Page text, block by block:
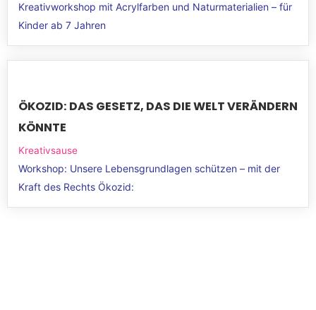
Kreativworkshop mit Acrylfarben und Naturmaterialien – für
Kinder ab 7 Jahren
ÖKOZID: DAS GESETZ, DAS DIE WELT VERÄNDERN
KÖNNTE
Kreativsause
Workshop: Unsere Lebensgrundlagen schützen – mit der
Kraft des Rechts Ökozid: